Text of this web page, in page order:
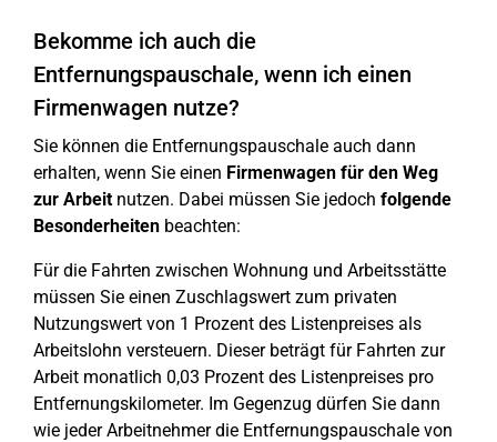
Bekomme ich auch die
Entfernungspauschale, wenn ich einen
Firmenwagen nutze?
Sie können die Entfernungspauschale auch dann
erhalten, wenn Sie einen Firmenwagen für den Weg
zur Arbeitnutzen. Dabei müssen Sie jedoch folgende
Besonderheiten beachten:
Für die Fahrten zwischen Wohnung und Arbeitsstätte
müssen Sie einen Zuschlagswert zum privaten
Nutzungswert von 1 Prozent des Listenpreises als
Arbeitslohn versteuern. Dieser beträgt für Fahrten zur
Arbeit monatlich 0,03 Prozent des Listenpreises pro
Entfernungskilometer. Im Gegenzug dürfen Sie dann
wie jeder Arbeitnehmer die Entfernungspauschale von